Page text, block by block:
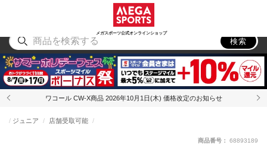
メガスポーツ公式オンラインショップ
アウトドア
検索
ワコール CW-X商品 2026年10月1日(木) 価格改定のお知らせ
ジュニア 店舗受取可能
商品番号： 68893189